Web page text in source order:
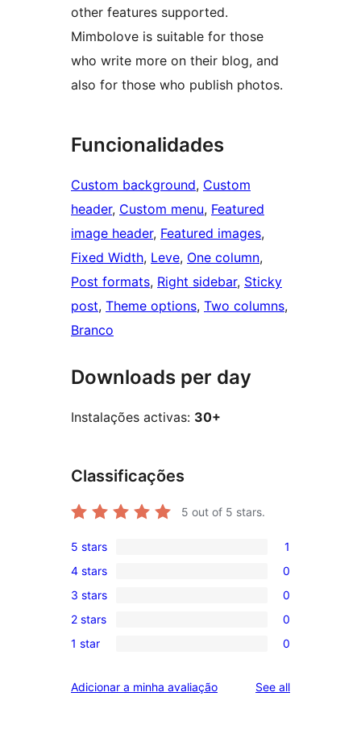
other features supported.
Mimbolove is suitable for those
who write more on their blog, and
also for those who publish photos.
Funcionalidades
Custom background, Custom
header, Custom menu, Featured
image header, Featured images
Fixed Width, Leve, One column
Post formats, Right sidebar, Sticky
post, Theme options, Two columns
Branco
Downloads per day
Instalações activas: 30+
Classificações
5 out of 5 stars.
1
5-
star
review
5 stars 1
0
4-
star
reviews
4 stars 0
0
3-
star
3 stars 0
0
2-
reviews
2 stars 0
0
star
1 star 0
Adicionar a minha avaliação See allreviews